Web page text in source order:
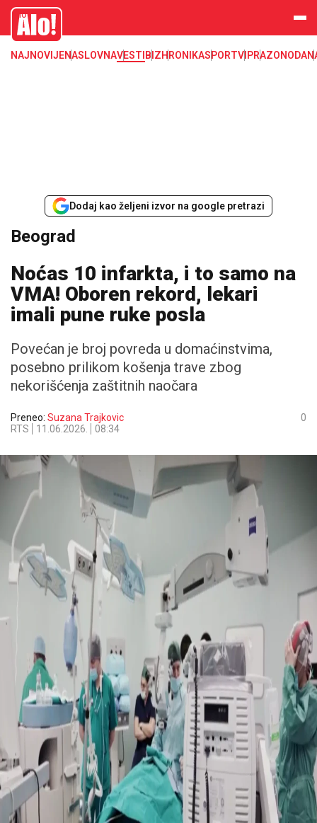
Beograd, politika, gradonacelnik, vesti, opstine
Alo
NAJNOVIJENASLOVNAVESTI BIZHRONIKASPORTVIPRAZONODA
Dodaj kao željeni izvor na google pretrazi
Beograd
Noćas 10 infarkta, i to samo na
VMA! Oboren rekord, lekari
imali pune ruke posla
Povećan je broj povreda u domaćinstvima,
posebno prilikom košenja trave zbog
nekorišćenja zaštitnih naočara
Preneo: Suzana Trajkovic
RTS
11.06.2026. 08:34
0